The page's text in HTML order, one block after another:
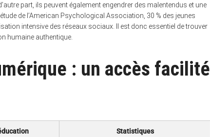
part, ils peuvent également engendrer des malentendus et une
de l’American Psychological Association, 30 % des jeunes
intensive des réseaux sociaux. Il est donc essentiel de trouver
humaine authentique.
: un accès facilité
Statistiques